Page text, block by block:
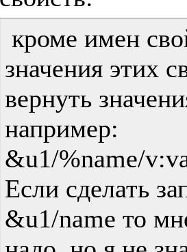
кроме имен
значения этих
вернуть
например:
&u1/%name/
Если сделать
&u1/name то